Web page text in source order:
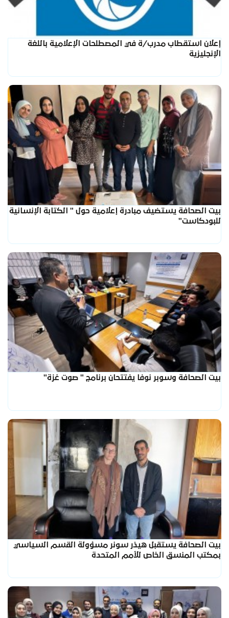
إعلان استقطاب مدرب/ة في المصطلحات الإعلامية باللغة
الإنجليزية
بيت الصحافة يستضيف مبادرة إعلامية حول " الكتابة الإنسانية
للبودكاست"
بيت الصحافة وسوبر نوفا يفتتحان برنامج " صوت غزة"
بيت الصحافة يستقبل هيذر سونر مسؤولة القسم السياسي
بمكتب المنسق الخاص للأمم المتحدة